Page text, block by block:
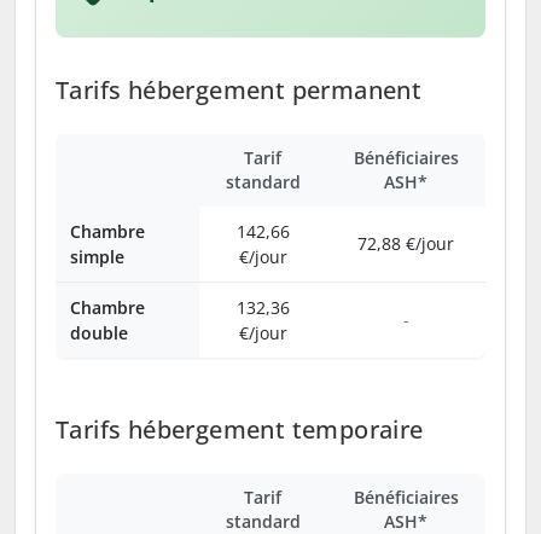
Tarifs hébergement permanent
Tarif
standard
Bénéficiaires
ASH*
Chambre
simple
142,66
€/jour
72,88 €/jour
Chambre
double
132,36
€/jour
-
Tarifs hébergement temporaire
Tarif
standard
Bénéficiaires
ASH*